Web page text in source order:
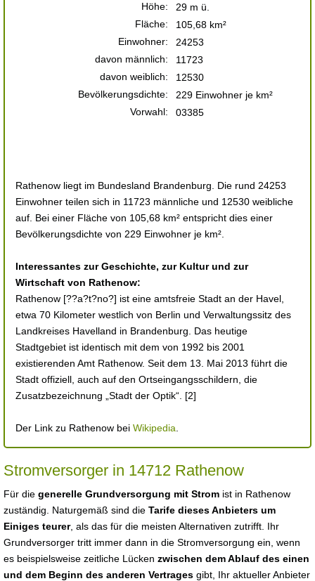
Höhe:
29 m ü.
Fläche:
105,68 km²
Einwohner:
24253
davon männlich:
11723
davon weiblich:
12530
Bevölkerungsdichte:
229 Einwohner je km²
Vorwahl:
03385
Rathenow liegt im Bundesland Brandenburg. Die rund 24253
Einwohner teilen sich in 11723 männliche und 12530 weibliche
auf. Bei einer Fläche von 105,68 km² entspricht dies einer
Bevölkerungsdichte von 229 Einwohner je km².
Interessantes zur Geschichte, zur Kultur und zur
Wirtschaft von Rathenow:
Rathenow [??a?t?no?] ist eine amtsfreie Stadt an der Havel,
etwa 70 Kilometer westlich von Berlin und Verwaltungssitz des
Landkreises Havelland in Brandenburg. Das heutige
Stadtgebiet ist identisch mit dem von 1992 bis 2001
existierenden Amt Rathenow. Seit dem 13. Mai 2013 führt die
Stadt offiziell, auch auf den Ortseingangsschildern, die
Zusatzbezeichnung „Stadt der Optik“. [2]
Der Link zu Rathenow bei Wikipedia
Stromversorger in 14712 Rathenow
Für die generelle Grundversorgung mit Strom ist in Rathenow
zuständig. Naturgemäß sind die Tarife dieses Anbieters um
Einiges teurer, als das für die meisten Alternativen zutrifft. Ihr
Grundversorger tritt immer dann in die Stromversorgung ein, wenn
es beispielsweise zeitliche Lücken zwischen dem Ablauf des einen
und dem Beginn des anderen Vertrages gibt, Ihr aktueller Anbieter